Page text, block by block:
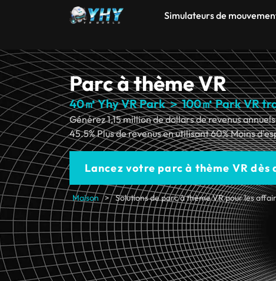
Simulateurs de
Parc à thème VR
40㎡ Yhy VR Park ＞ 100㎡ Park VR
Générez 1,15 million de dollars de revenus
45.5% Plus de revenus en utilisant 60% Moins
Lancez votre parc à thème VR dès
Maison > Solutions de parc à thème VR pour les